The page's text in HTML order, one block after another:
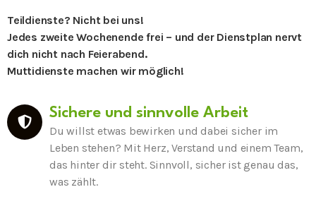
Teildienste? Nicht bei uns!
Jedes zweite Wochenende frei – und der Dienstplan nervt
dich nicht nach Feierabend.
Muttidienste machen wir möglich!
Sichere und sinnvolle Arbeit
Du willst etwas bewirken und dabei sicher im
Leben stehen? Mit Herz, Verstand und einem Team,
das hinter dir steht. Sinnvoll, sicher ist genau das,
was zählt.